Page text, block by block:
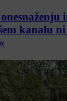
kanalu